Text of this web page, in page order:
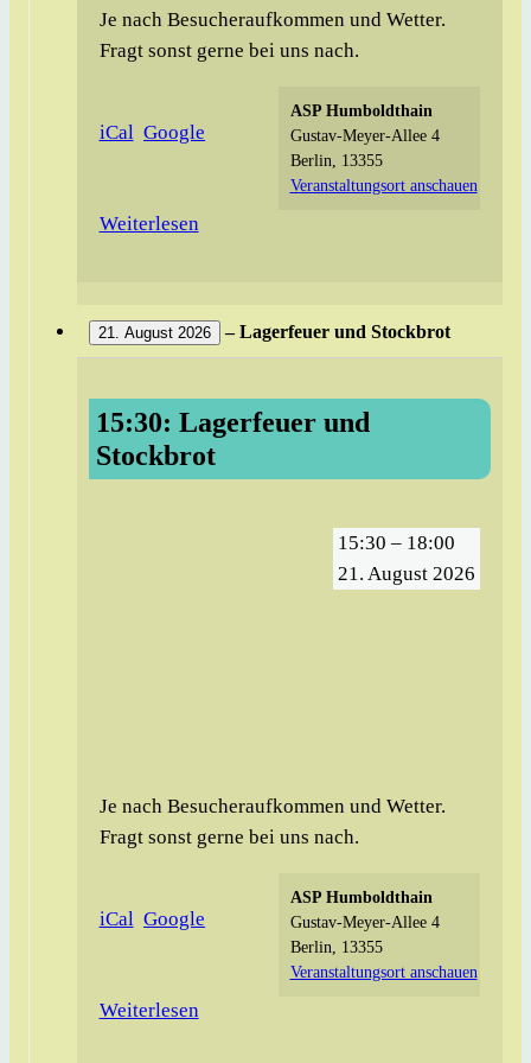
Je nach Besucheraufkommen und Wetter.
Fragt sonst gerne bei uns nach.
ASP Humboldthain
Gustav-Meyer-Allee 4
Berlin, 13355
Veranstaltungsort anschauen
iCal Google
Weiterlesen
21. August 2026 –Lagerfeuer und Stockbrot
Lagerfeuer
und
Stockbrot
15:30: Lagerfeuer und
Stockbrot
15:30 – 18:00
21. August 2026
Je nach Besucheraufkommen und Wetter.
Fragt sonst gerne bei uns nach.
ASP Humboldthain
Gustav-Meyer-Allee 4
Berlin, 13355
Veranstaltungsort anschauen
iCal Google
Weiterlesen